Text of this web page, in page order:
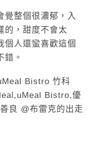
覺整個很濃郁，入
的，甜度不會太
個人還蠻喜歡這個
錯。